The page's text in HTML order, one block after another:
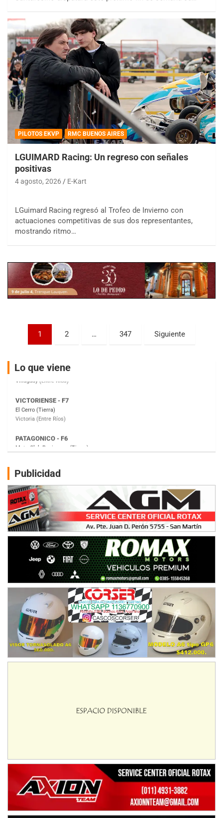
PILOTOS EKVP RMC BUENOS AIRES
LGUIMARD Racing: Un regreso con señales
positivas
4 agosto, 2026 E-Kart
LGuimard Racing regresó al Trofeo de Invierno con
actuaciones competitivas de sus dos representantes,
mostrando ritmo…
Paginación
entradas
1 2 … 347 Siguiente
Lo que viene
COBERTURA ESPECIAL DE E-KART.COM.AR
08/09-AGO
Ramiro Tot (Asfalto)
KDO - F6
Ciudad de Trenque Lauquen (Asfalto)
Trenque Lauquen (Buenos Aires)
Parque de la Velocidad (Asfalto)
Villaguay (Entre Ríos)
Victoria (Entre Ríos)
Moto Club Reginense (Tierra)
Gral. E. Godoy (Río Negro)
Juventud Unida (Tierra)
Humboldt (Santa Fe)
Ciudad de Avellaneda (Asfalto)
Avellaneda (Santa Fe)
SUR SANTAFESINO - F4
José Samuel Sánchez (Tierra)
Rufino (Santa Fe)
TUCUMANO - F5
Juan Navarro (Asfalto)
El Timbó (Tucumán)
COBERTURA ESPECIAL DE E-KART.COM.AR
08/09-AGO
IAME SERIES ARGENTINA 6
Ramiro Tot (Asfalto)
Baradero (Buenos Aires)
KDO - F6
Ciudad de Trenque Lauquen (Asfalto)
Trenque Lauquen (Buenos Aires)
PATAGONICO - F6
Gral. E. Godoy (Río Negro)
CSK - F7
Juventud Unida (Tierra)
Humboldt (Santa Fe)
Publicidad